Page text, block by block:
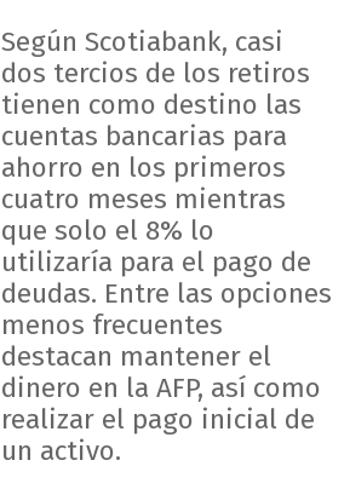
Según Scotiabank, casi
dos tercios de los retiros
tienen como destino las
cuentas bancarias para
ahorro en los primeros
cuatro meses mientras
que solo el 8% lo
utilizaría para el pago de
deudas. Entre las opciones
menos frecuentes
destacan mantener el
dinero en la AFP, así como
realizar el pago inicial de
un activo.